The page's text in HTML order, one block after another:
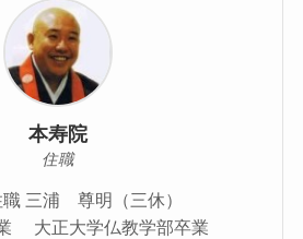
本寿院
住職
三浦 尊明（三休）
大正大学仏教学部卒業